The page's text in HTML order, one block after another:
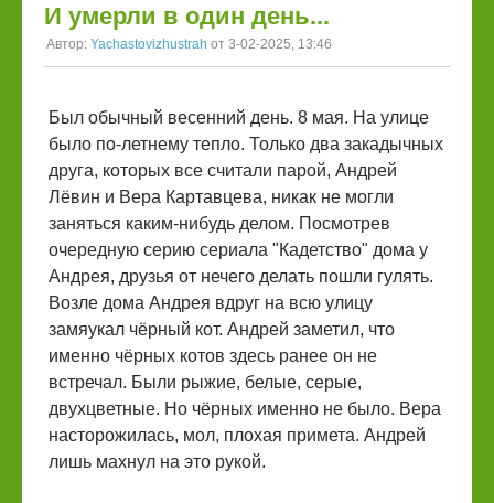
И умерли в один день...
Автор: Yachastovizhustrah от 3-02-2025, 13:46
Был обычный весенний день. 8 мая. На улице
было по-летнему тепло. Только два закадычных
друга, которых все считали парой, Андрей
Лëвин и Вера Картавцева, никак не могли
заняться каким-нибудь делом. Посмотрев
очередную серию сериала "Кадетство" дома у
Андрея, друзья от нечего делать пошли гулять.
Возле дома Андрея вдруг на всю улицу
замяукал чёрный кот. Андрей заметил, что
именно чёрных котов здесь ранее он не
встречал. Были рыжие, белые, серые,
двухцветные. Но чёрных именно не было. Вера
насторожилась, мол, плохая примета. Андрей
лишь махнул на это рукой.